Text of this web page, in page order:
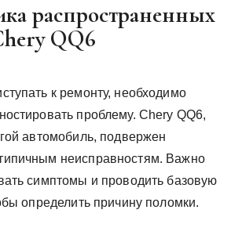
распространенных
QQ6
к ремонту, необходимо
проблему. Chery QQ6,
автомобиль, подвержен
неисправностям. Важно
симптомы и проводить базовую
определить причину поломки.